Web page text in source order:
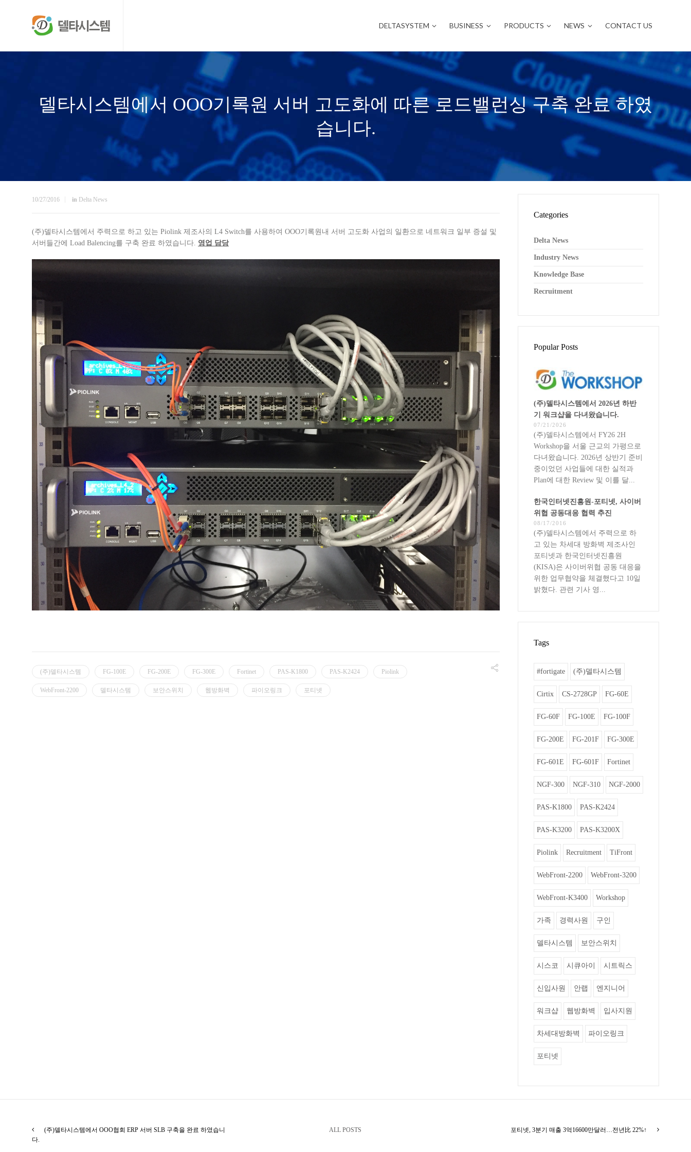
DELTASYSTEM BUSINESS PRODUCTS NEWS CONTACT US
델타시스템에서 OOO기록원 서버 고도화에 따른 로드밸런싱 구축 완료 하였
습니다.
10/27/2016 in Delta News
(주)델타시스템에서 주력으로 하고 있는 Piolink 제조사의 L4 Switch를 사용하여 OOO기록원내 서버 고도화 사업의 일환으로 네트워크 일부 증설 및
서버들간에 Load Balencing를 구축 완료 하였습니다. 영업 담당
(주)델타시스템 FG-100E FG-200E FG-300E Fortinet PAS-K1800 PAS-K2424 Piolink
WebFront-2200 델타시스템 보안스위치 웹방화벽 파이오링크 포티넷
Categories
Delta News
Industry News
Knowledge Base
Recruitment
Popular Posts
(주)델타시스템에서 2026년 하반
기 워크샵을 다녀왔습니다.
07/21/2026
(주)델타시스템에서 FY26 2H
Workshop을 서울 근교의 가평으로
다녀왔습니다. 2026년 상반기 준비
중이었던 사업들에 대한 실적과
Plan에 대한 Review 및 이를 달...
한국인터넷진흥원-포티넷, 사이버
위협 공동대응 협력 추진
08/17/2016
(주)델타시스템에서 주력으로 하
고 있는 차세대 방화벽 제조사인
포티넷과 한국인터넷진흥원
(KISA)은 사이버위협 공동 대응을
위한 업무협약을 체결했다고 10일
밝혔다. 관련 기사 영...
Tags
#fortigate (주)델타시스템
Cirtix CS-2728GP FG-60E
FG-60F FG-100E FG-100F
FG-200E FG-201F FG-300E
FG-601E FG-601F Fortinet
NGF-300 NGF-310 NGF-2000
PAS-K1800 PAS-K2424
PAS-K3200 PAS-K3200X
Piolink Recruitment TiFront
WebFront-2200 WebFront-3200
WebFront-K3400 Workshop
가족 경력사원 구인
델타시스템 보안스위치
시스코 시큐아이 시트릭스
신입사원 안랩 엔지니어
워크샵 웹방화벽 입사지원
차세대방화벽 파이오링크
포티넷
(주)델타시스템에서 OOO협회 ERP 서버 SLB 구축을 완료 하였습니
다.
ALL POSTS 포티넷, 3분기 매출 3억16600만달러…전년比 22%↑